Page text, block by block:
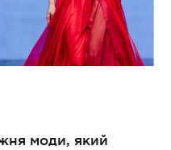
моди, який